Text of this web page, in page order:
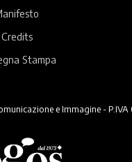
Credits
Stampa
e Immagine -